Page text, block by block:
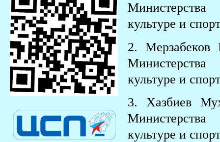
культуре и
2.
культуре и
3. Хазбиев
культуре и